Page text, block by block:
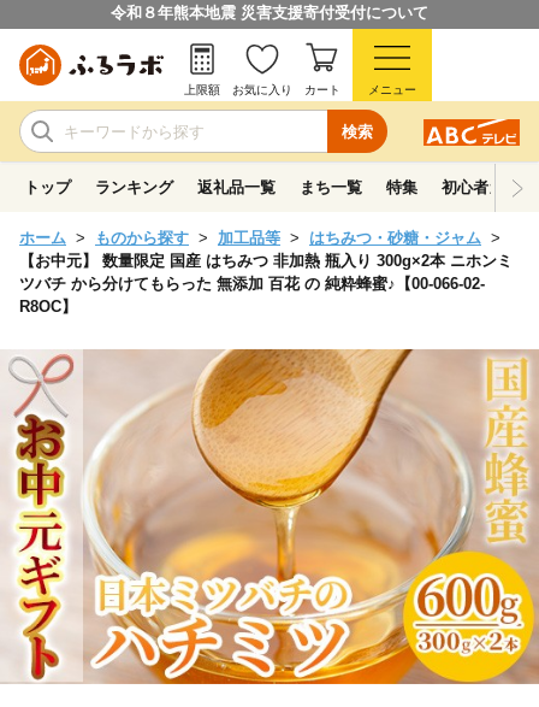
令和８年熊本地震 災害支援寄付受付について
検索
上限額 お気に入り カート メニュー
トップ ランキング 返礼品一覧 まち一覧 特集 初心者ガイド
ホーム ものから探す 加工品等
はちみつ・砂糖・ジャム
【お中元】 数量限定 国産 はちみつ 非加熱 瓶入り 300g×2本 ニホンミ
ツバチ から分けてもらった 無添加 百花 の 純粋蜂蜜♪【00-066-02-
R8OC】